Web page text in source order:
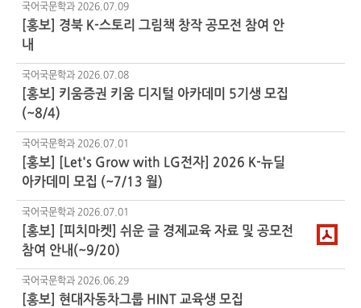
국어국문학과 2026.07.09
[홍보] 경북 K-스토리 그림책 창작 공모전 참여 안
내
국어국문학과 2026.07.08
[홍보] 키움증권 키움 디지털 아카데미 5기생 모집
(~8/4)
국어국문학과 2026.07.01
[홍보] [Let's Grow with LG전자] 2026 K-뉴딜
아카데미 모집 (~7/13 월)
국어국문학과 2026.07.01
[홍보] [피치마켓] 쉬운 글 경제교육 자료 및 공모전
참여 안내(~9/20)
국어국문학과 2026.06.29
[홍보] 현대자동차그룹 HINT 교육생 모집